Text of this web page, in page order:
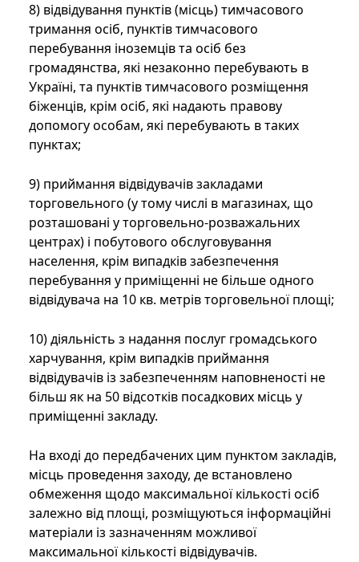
8) відвідування пунктів (місць) тимчасового
тримання осіб, пунктів тимчасового
перебування іноземців та осіб без
громадянства, які незаконно перебувають в
Україні, та пунктів тимчасового розміщення
біженців, крім осіб, які надають правову
допомогу особам, які перебувають в таких
пунктах;
9) приймання відвідувачів закладами
торговельного (у тому числі в магазинах, що
розташовані у торговельно-розважальних
центрах) і побутового обслуговування
населення, крім випадків забезпечення
перебування у приміщенні не більше одного
відвідувача на 10 кв. метрів торговельної площі;
10) діяльність з надання послуг громадського
харчування, крім випадків приймання
відвідувачів із забезпеченням наповненості не
більш як на 50 відсотків посадкових місць у
приміщенні закладу.
На вході до передбачених цим пунктом закладів,
місць проведення заходу, де встановлено
обмеження щодо максимальної кількості осіб
залежно від площі, розміщуються інформаційні
матеріали із зазначенням можливої
максимальної кількості відвідувачів.